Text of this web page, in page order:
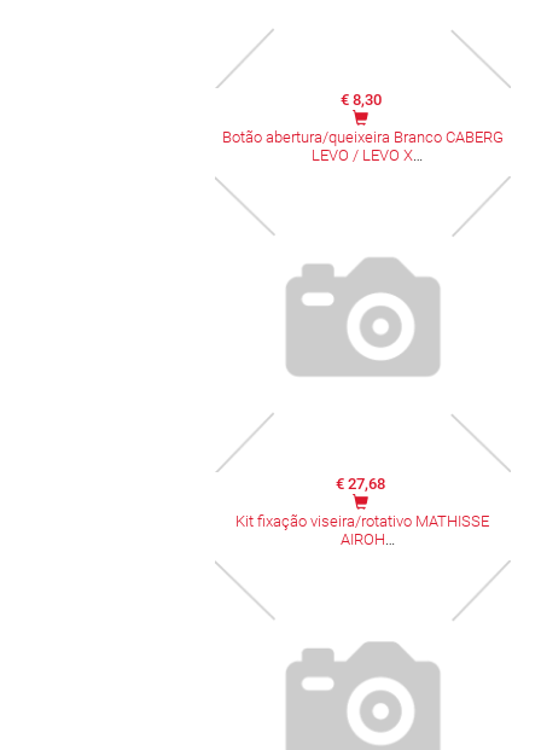
€ 8,30
Botão abertura/queixeira Branco CABERG
LEVO / LEVO X
€ 27,68
Kit fixação viseira/rotativo MATHISSE
AIROH